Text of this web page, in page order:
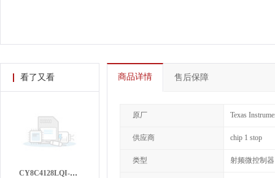
看了又看
CY8C4128LQI-BL563T
商品详情 售后保障
原厂 Texas
供应商 chip 1 stop
类型 射频微控制器